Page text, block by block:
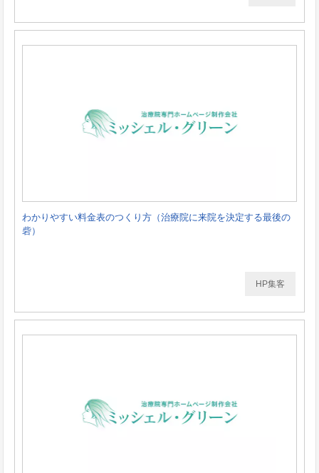
わかりやすい料金表のつくり方（治療院に来院を決定する最後の
砦）
HP集客